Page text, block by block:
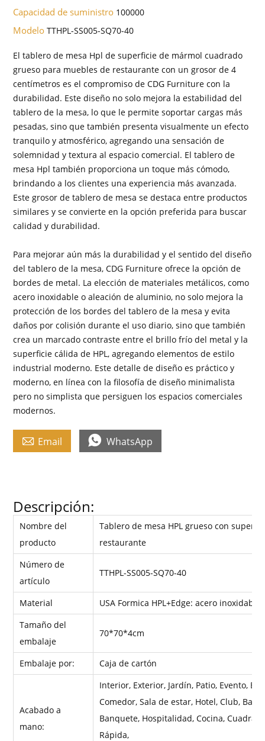
Capacidad de suministro 100000
ModeloTTHPL-SS005-SQ70-40
El tablero de mesa Hpl de superficie de mármol cuadrado
grueso para muebles de restaurante con un grosor de 4
centímetros es el compromiso de CDG Furniture con la
durabilidad. Este diseño no solo mejora la estabilidad del
tablero de la mesa, lo que le permite soportar cargas más
pesadas, sino que también presenta visualmente un efecto
tranquilo y atmosférico, agregando una sensación de
solemnidad y textura al espacio comercial. El tablero de
mesa Hpl también proporciona un toque más cómodo,
brindando a los clientes una experiencia más avanzada.
Este grosor de tablero de mesa se destaca entre productos
similares y se convierte en la opción preferida para buscar
calidad y durabilidad.
Para mejorar aún más la durabilidad y el sentido del diseño
del tablero de la mesa, CDG Furniture ofrece la opción de
bordes de metal. La elección de materiales metálicos, como
acero inoxidable o aleación de aluminio, no solo mejora la
protección de los bordes del tablero de la mesa y evita
daños por colisión durante el uso diario, sino que también
crea un marcado contraste entre el brillo frío del metal y la
superficie cálida de HPL, agregando elementos de estilo
industrial moderno. Este detalle de diseño es práctico y
moderno, en línea con la filosofía de diseño minimalista
pero no simplista que persiguen los espacios comerciales
modernos.
 Email  WhatsApp
Descripción:
Nombre del
producto
Tablero de mesa HPL grueso con
restaurante
Número de
artículo
TTHPL-SS005-SQ70-40
Material
USA Formica HPL+Edge: acero
Tamaño del
embalaje
70*70*4cm
Embalaje por: Caja de cartón
Acabado a
mano:
Interior, Exterior, Jardín, Patio, Evento,
Comedor, Sala de estar, Hotel, Club, Bar,
Banquete, Hospitalidad, Cocina,
Rápida,